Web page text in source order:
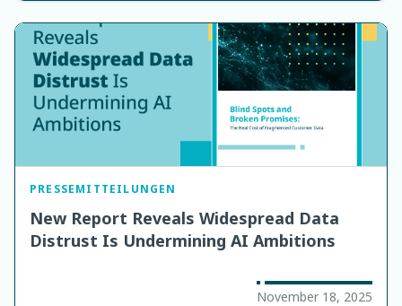
PRESSEMITTEILUNGEN
New Report Reveals Widespread Data
Distrust Is Undermining AI Ambitions
November 18, 2025